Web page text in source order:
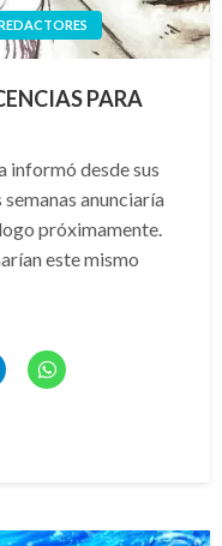
PARA
informó desde sus
semanas anunciaría
próximamente.
este mismo